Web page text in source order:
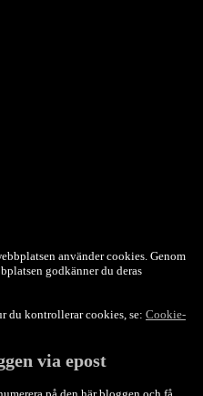
använder cookies. Genom
godkänner du deras
du kontrollerar cookies, se: Cookie-
via epost